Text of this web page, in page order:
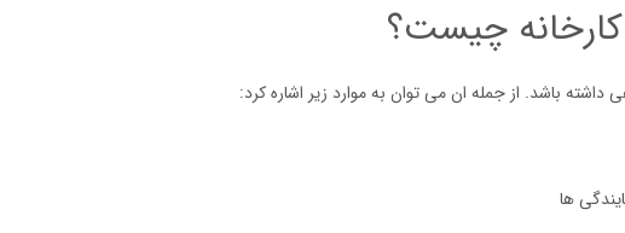
چیست؟
داشته باشد. از جمله ان می توان به موارد زیر اشاره کرد:
ها